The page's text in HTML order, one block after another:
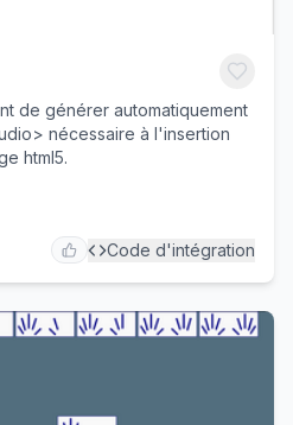
de générer automatiquement
nécessaire à l'insertion
html5.
Code d'intégration